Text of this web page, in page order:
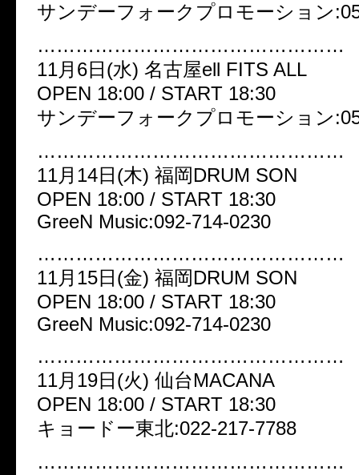
サンデーフォークプロモーション
…………………………………………
11月6日(水) 名古屋ell FITS ALL
OPEN 18:00 / START 18:30
サンデーフォークプロモーション
…………………………………………
11月14日(木) 福岡DRUM SON
OPEN 18:00 / START 18:30
GreeN Music:092-714-0230
…………………………………………
11月15日(金) 福岡DRUM SON
OPEN 18:00 / START 18:30
GreeN Music:092-714-0230
…………………………………………
11月19日(火) 仙台MACANA
OPEN 18:00 / START 18:30
キョードー東北:022-217-7788
…………………………………………